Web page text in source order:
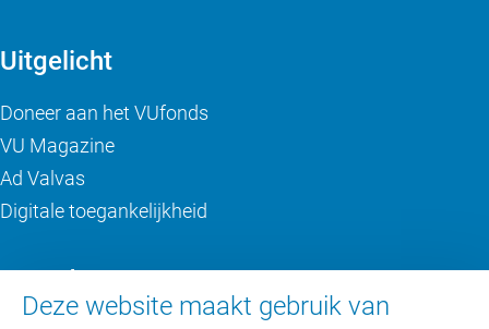
Deze website maakt gebruik van
Uitgelicht
Doneer aan het VUfonds
VU Magazine
Ad Valvas
Digitale toegankelijkheid
Over de VU